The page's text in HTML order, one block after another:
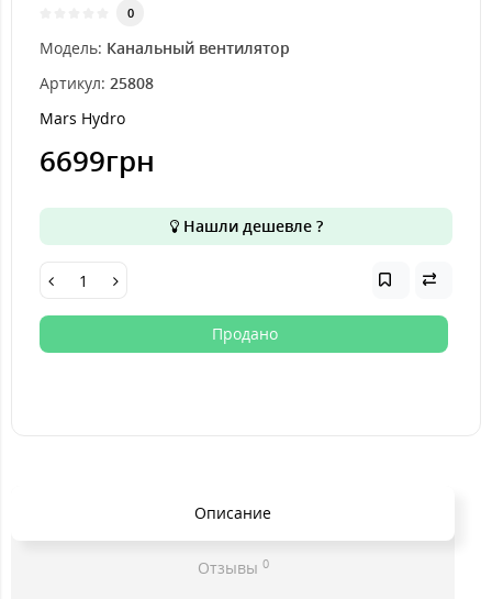
0
Модель: Канальный вентилятор
Артикул: 25808
Mars Hydro
6699грн
Нашли дешевле ?
Продано
Описание
Отзывы 0